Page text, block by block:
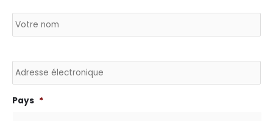
Courriel
Pays *
Pays